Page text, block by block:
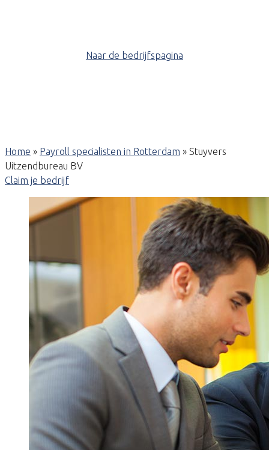
Naar de bedrijfspagina
Home » Payroll specialisten in Rotterdam » Stuyvers
Uitzendbureau BV
Claim je bedrijf